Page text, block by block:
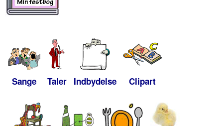
Sange Taler Indbydelse Clipart